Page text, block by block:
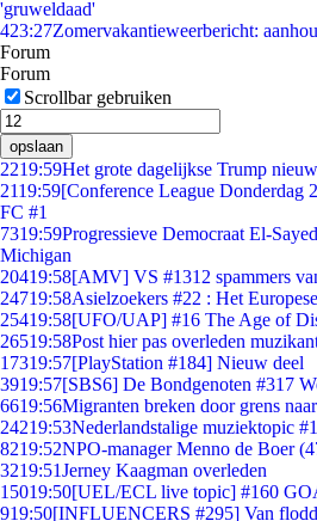
'gruweldaad'
423:27Zomervakantieweerbericht:
Forum
Forum
Scrollbar gebruiken
opslaan
2219:59Het grote dagelijkse Trump
2119:59[Conference League Donderdag
FC #1
7319:59Progressieve Democraat El-
Michigan
20419:58[AMV] VS #1312 spammers
24719:58Asielzoekers #22 : Het
25419:58[UFO/UAP] #16 The Age of
26519:58Post hier pas overleden
17319:57[PlayStation #184] Nieuw deel
3919:57[SBS6] De Bondgenoten #317
6619:56Migranten breken door grens
24219:53Nederlandstalige muziektopic
8219:52NPO-manager Menno de Boer
3219:51Jerney Kaagman overleden
15019:50[UEL/ECL live topic] #160
919:50[INFLUENCERS #295] Van